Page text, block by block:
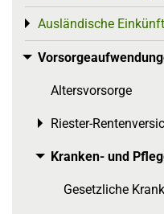
Ausländische
Toggle menu
Toggle menu
Altersvorsorge
Riester-
Toggle menu
Kranken- und
Toggle menu
Gesetzliche